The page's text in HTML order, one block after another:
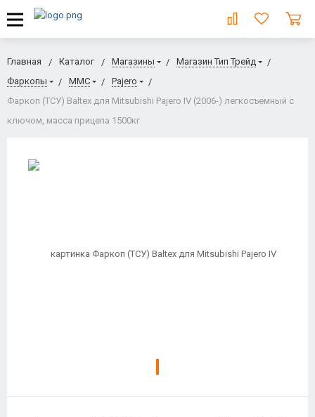
Главная Каталог Магазины
Магазин Тип Трейд
Фаркопы
MMC
Pajero
Фаркоп (ТСУ) Baltex для Mitsubishi Pajero IV (2006-) легкосъемный с
ключом, масса прицепа 1500кг